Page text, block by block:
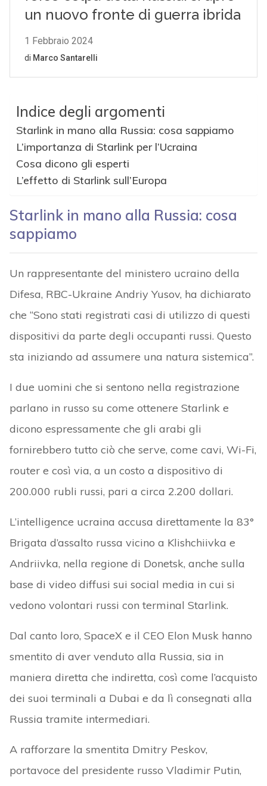
Indice degli argomenti
Starlink in mano alla Russia: cosa sappiamo
L’importanza di Starlink per l’Ucraina
Cosa dicono gli esperti
L’effetto di Starlink sull’Europa
Starlink in mano alla Russia: cosa
sappiamo
Un rappresentante del ministero ucraino della
Difesa, RBC-Ukraine Andriy Yusov, ha dichiarato
che “Sono stati registrati casi di utilizzo di questi
dispositivi da parte degli occupanti russi. Questo
sta iniziando ad assumere una natura sistemica”.
I due uomini che si sentono nella registrazione
parlano in russo su come ottenere Starlink e
dicono espressamente che gli arabi gli
fornirebbero tutto ciò che serve, come cavi, Wi-Fi,
router e così via, a un costo a dispositivo di
200.000 rubli russi, pari a circa 2.200 dollari.
L’intelligence ucraina accusa direttamente la 83°
Brigata d’assalto russa vicino a Klishchiivka e
Andriivka, nella regione di Donetsk, anche sulla
base di video diffusi sui social media in cui si
vedono volontari russi con terminal Starlink.
Dal canto loro, SpaceX e il CEO Elon Musk hanno
smentito di aver venduto alla Russia, sia in
maniera diretta che indiretta, così come l’acquisto
dei suoi terminali a Dubai e da lì consegnati alla
Russia tramite intermediari.
A rafforzare la smentita Dmitry Peskov,
portavoce del presidente russo Vladimir Putin,